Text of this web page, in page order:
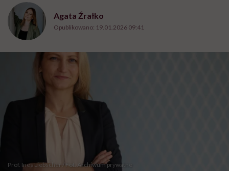
Agata Źrałko
Opublikowano: 19.01.2026 09:41
Prof. Ines Liebscher / Fot. Archiwum prywatne